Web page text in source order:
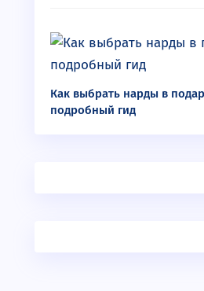
Как выбрать нарды в
подробный гид